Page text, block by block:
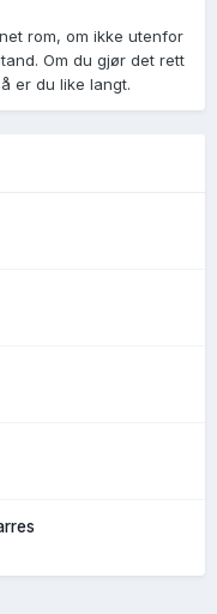
rom, om ikke utenfor
Om du gjør det rett
er du like langt.